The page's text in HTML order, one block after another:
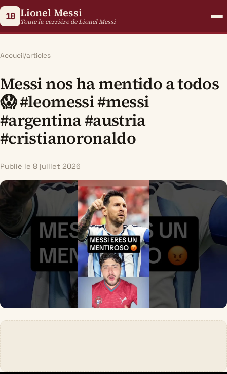
10 Lionel Messi
Toute la carrière de Lionel Messi
Accueil/articles
Messi nos ha mentido a todos
😱 #leomessi #messi
#argentina #austria
#cristianoronaldo
Publié le 8 juillet 2026